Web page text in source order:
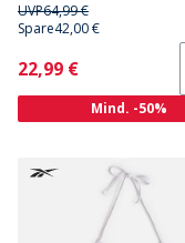
UVP64,99 €
Spare42,00 €
Current
22,99 €
Mind. -50%